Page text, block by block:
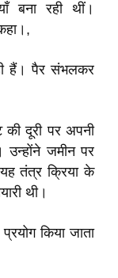
बना रही थीं।​
हैं। पैर संभलकर
दूरी पर अपनी
उन्होंने जमीन पर
तंत्र क्रिया के
थी।
किया जाता